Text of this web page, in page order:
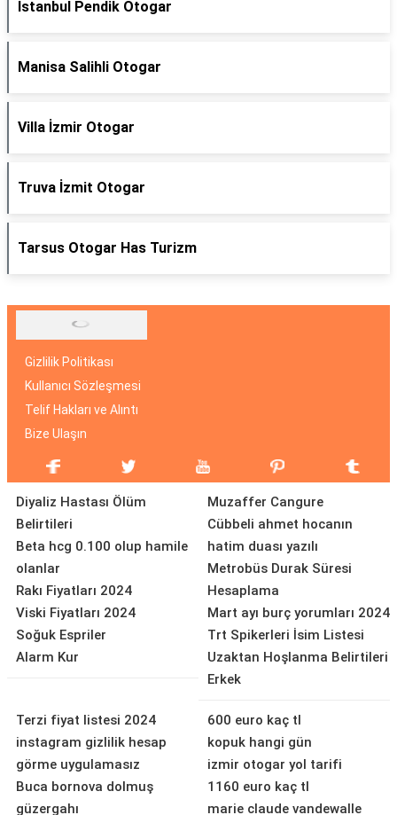
İstanbul Pendik Otogar
Manisa Salihli Otogar
Villa İzmir Otogar
Truva İzmit Otogar
Tarsus Otogar Has Turizm
Gizlilik Politikası
Kullanıcı Sözleşmesi
Telif Hakları ve Alıntı
Bize Ulaşın
Diyaliz Hastası Ölüm
Belirtileri
Beta hcg 0.100 olup hamile
olanlar
Rakı Fiyatları 2024
Viski Fiyatları 2024
Soğuk Espriler
Alarm Kur
Muzaffer Cangure
Cübbeli ahmet hocanın
hatim duası yazılı
Metrobüs Durak Süresi
Hesaplama
Mart ayı burç yorumları 2024
Trt Spikerleri İsim Listesi
Uzaktan Hoşlanma Belirtileri
Erkek
Terzi fiyat listesi 2024
instagram gizlilik hesap
görme uygulamasız
Buca bornova dolmuş
güzergahı
600 euro kaç tl
kopuk hangi gün
izmir otogar yol tarifi
1160 euro kaç tl
marie claude vandewalle